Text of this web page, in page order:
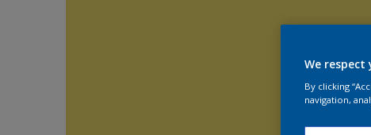
We respect
By clicking
navigation,